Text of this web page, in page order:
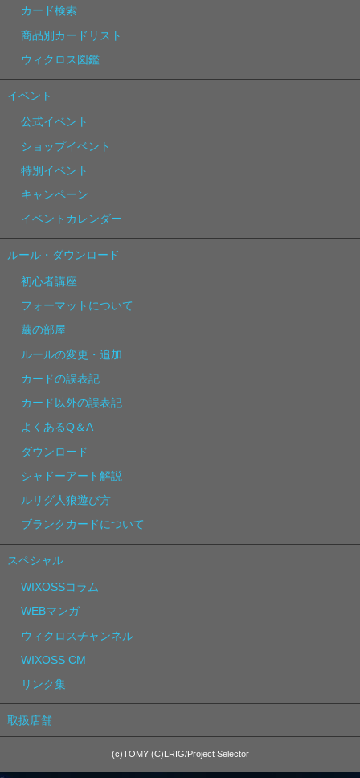
カード検索
商品別カードリスト
ウィクロス図鑑
イベント
公式イベント
ショップイベント
特別イベント
キャンペーン
イベントカレンダー
ルール・ダウンロード
初心者講座
フォーマットについて
繭の部屋
ルールの変更・追加
カードの誤表記
カード以外の誤表記
よくあるQ＆A
ダウンロード
シャドーアート解説
ルリグ人狼遊び方
ブランクカードについて
スペシャル
WIXOSSコラム
WEBマンガ
ウィクロスチャンネル
WIXOSS CM
リンク集
取扱店舗
(c)TOMY (C)LRIG/Project Selector